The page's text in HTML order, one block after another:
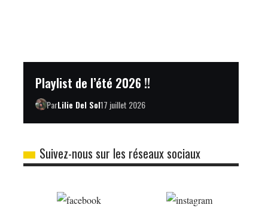
Playlist de l’été 2026 !!
ParLilie Del Sol17 juillet 2026
Suivez-nous sur les réseaux sociaux